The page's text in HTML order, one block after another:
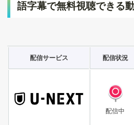
語字幕で無料視聴できる
配信サービス 配信状況
配信中